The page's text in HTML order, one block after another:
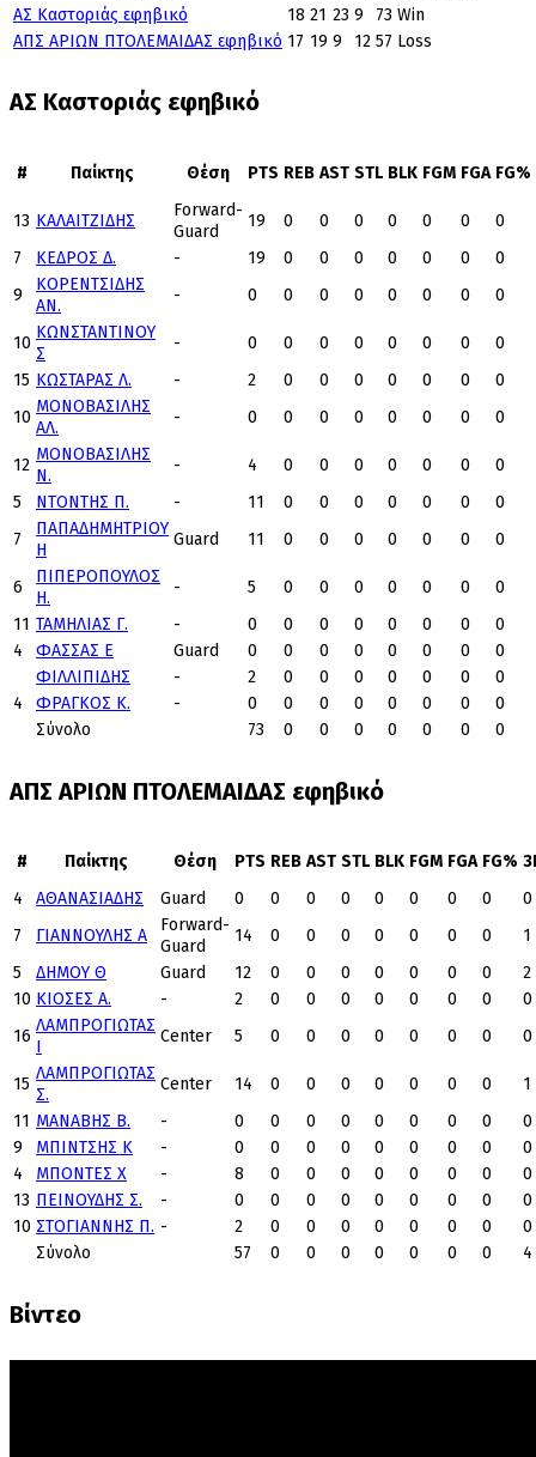
ΑΣ Καστοριάς εφηβικό
18 21 23 9 73 Win
ΑΠΣ ΑΡΙΩΝ ΠΤΟΛΕΜΑΙΔΑΣ εφηβικό 17 19 9 12 57 Loss
ΑΣ Καστοριάς εφηβικό
# Παίκτης Θέση PTS REB AST STL BLK FGM FGA FG%
13 ΚΑΛΑΙΤΖΙΔΗΣ
Forward-
Guard
19 0 0 0 0 0 0
0
7
ΚΕΔΡΟΣ Δ. - 19 0 0 0 0 0 0
0
9
ΚΟΡΕΝΤΣΙΔΗΣ
ΑΝ.
- 0 0 0 0 0 0 0 0
10
ΚΩΝΣΤΑΝΤΙΝΟΥ
Σ
- 0 0 0 0 0 0 0
0
15 ΚΩΣΤΑΡΑΣ Λ. - 2 0 0 0 0 0 0
0
10
ΜΟΝΟΒΑΣΙΛΗΣ
ΑΛ.
- 0 0 0 0 0 0 0 0
12
ΜΟΝΟΒΑΣΙΛΗΣ
Ν.
- 4 0 0 0 0 0 0
0
5
ΝΤΟΝΤΗΣ Π. - 11 0 0 0 0 0 0
0
7
ΠΑΠΑΔΗΜΗΤΡΙΟΥ
Η
Guard 11 0 0 0 0 0 0 0
6
ΠΙΠΕΡΟΠΟΥΛΟΣ
Η.
- 5 0 0 0 0 0 0
0
11 ΤΑΜΗΛΙΑΣ Γ. - 0 0 0 0 0 0 0
0
4
ΦΑΣΣΑΣ Ε Guard 0 0 0 0 0 0 0
0
ΦΙΛΛΙΠΙΔΗΣ
- 2 0 0 0 0 0 0
0
4
ΦΡΑΓΚΟΣ Κ. - 0 0 0 0 0 0 0
0
Σύνολο
73 0 0 0 0 0 0 0
ΑΠΣ ΑΡΙΩΝ ΠΤΟΛΕΜΑΙΔΑΣ εφηβικό
# Παίκτης Θέση PTS REB AST STL BLK FGM FGA FG%
4
ΑΘΑΝΑΣΙΑΔΗΣ Guard 0 0 0 0 0 0 0 0
0
7
ΓΙΑΝΝΟΥΛΗΣ Α
Forward-
Guard
14 0 0 0 0 0 0 0
1
5
ΔΗΜΟΥ Θ Guard 12 0 0 0 0 0 0 0
2
10 ΚΙΟΣΕΣ Α. - 2 0 0 0 0 0 0 0
0
16
ΛΑΜΠΡΟΓΙΩΤΑΣ
Ι
Center 5 0 0 0 0 0 0 0 0
15
ΛΑΜΠΡΟΓΙΩΤΑΣ
Σ.
Center 14 0 0 0 0 0 0 0
1
11 ΜΑΝΑΒΗΣ Β. - 0 0 0 0 0 0 0 0
0
9
ΜΠΙΝΤΣΗΣ Κ - 0 0 0 0 0 0 0 0
0
4
ΜΠΟΝΤΕΣ Χ - 8 0 0 0 0 0 0 0
0
13 ΠΕΙΝΟΥΔΗΣ Σ. - 0 0 0 0 0 0 0 0
0
10 ΣΤΟΓΙΑΝΝΗΣ Π. - 2 0 0 0 0 0 0 0
0
Σύνολο
57 0 0 0 0 0 0 0 4
Βίντεο